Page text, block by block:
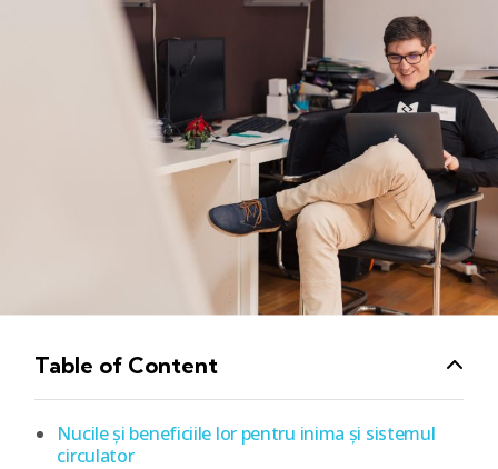
Table of Content
Nucile și beneficiile lor pentru inima și sistemul
circulator